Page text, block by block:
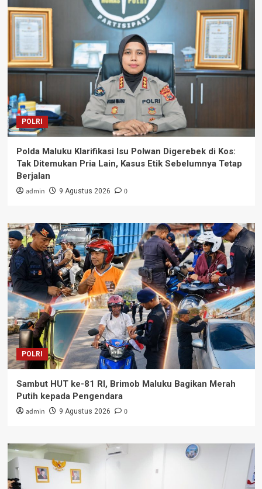
POLRI
Polda Maluku Klarifikasi Isu Polwan Digerebek di Kos:
Tak Ditemukan Pria Lain, Kasus Etik Sebelumnya Tetap
Berjalan
admin 9 Agustus 2026 0
POLRI
Sambut HUT ke-81 RI, Brimob Maluku Bagikan Merah
Putih kepada Pengendara
admin 9 Agustus 2026 0